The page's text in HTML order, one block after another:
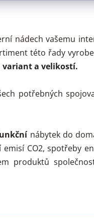
nádech vašemu
této řady
variant a velikostí.
potřebných
nábytek do
CO2, spotřeby
produktů